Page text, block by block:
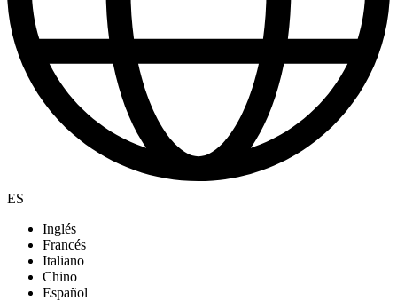
ES
Inglés
Francés
Italiano
Chino
Español